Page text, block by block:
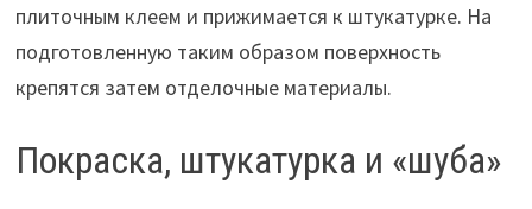
плиточным клеем и прижимается к штукатурке. На
подготовленную таким образом поверхность
крепятся затем отделочные материалы.
Покраска, штукатурка и «шуба»